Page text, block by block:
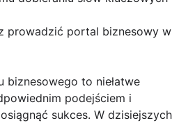
prowadzić portal biznesowy w
biznesowego to niełatwe
podejściem i
sukces. W dzisiejszych